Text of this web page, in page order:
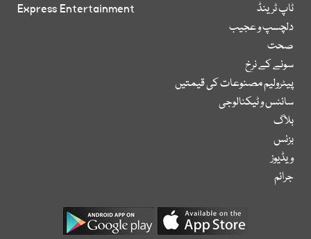
ٹاپ ٹرینڈ
دلچسپ و عجیب
صحت
سونے کے نرخ
پیٹرولیم مصنوعات کی قیمتیں
سائنس و ٹیکنالوجی
بلاگ
بزنس
ویڈیوز
جرائم
Express Entertainment